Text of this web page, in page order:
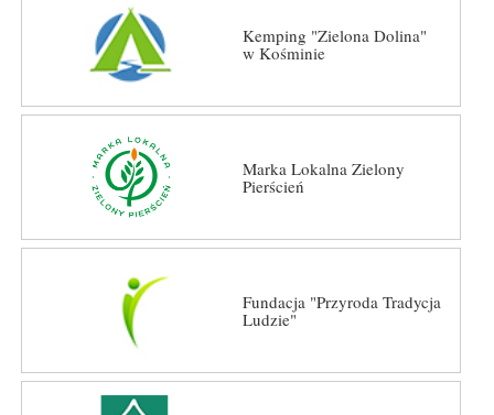
Kemping "Zielona Dolina"
w Kośminie
Marka Lokalna Zielony
Pierścień
Fundacja "Przyroda Tradycja
Ludzie"